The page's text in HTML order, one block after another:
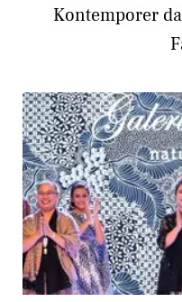
Kontemporer